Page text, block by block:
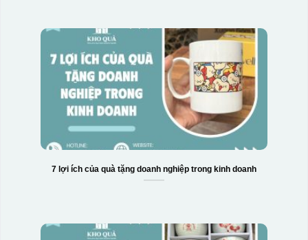
Hộp xi ly sứ
7 lợi ích của quà tặng doanh nghiệp trong kinh doanh